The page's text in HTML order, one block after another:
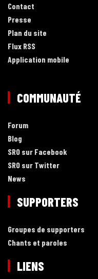
Contact
Presse
Plan du site
Flux RSS
Application mobile
COMMUNAUTÉ
Forum
Blog
SRO sur Facebook
SRO sur Twitter
News
SUPPORTERS
Groupes de supporters
Chants et paroles
LIENS